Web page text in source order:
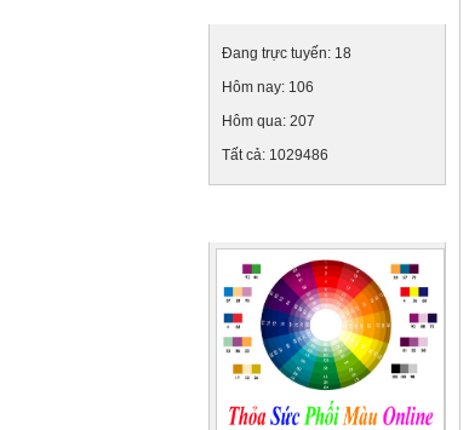
Đang trực tuyến: 18
Hôm nay: 106
Hôm qua: 207
Tất cả: 1029486